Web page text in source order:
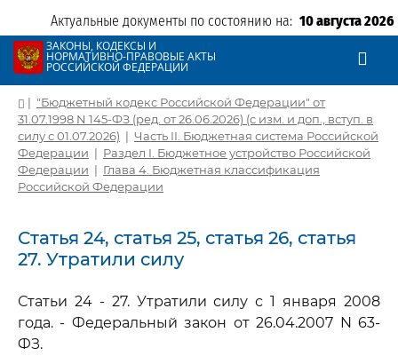
Актуальные документы по состоянию на: 10 августа 2026
ЗАКОНЫ, КОДЕКСЫ И
НОРМАТИВНО-ПРАВОВЫЕ АКТЫ
РОССИЙСКОЙ ФЕДЕРАЦИИ
| "Бюджетный кодекс Российской Федерации" от
31.07.1998 N 145-ФЗ (ред. от 26.06.2026) (с изм. и доп., вступ. в
силу с 01.07.2026) | Часть II. Бюджетная система Российской
Федерации | Раздел I. Бюджетное устройство Российской
Федерации | Глава 4. Бюджетная классификация
Российской Федерации
Статья 24, статья 25, статья 26, статья
27. Утратили силу
Статьи 24 - 27. Утратили силу с 1 января 2008
года. - Федеральный закон от 26.04.2007 N 63-
ФЗ.